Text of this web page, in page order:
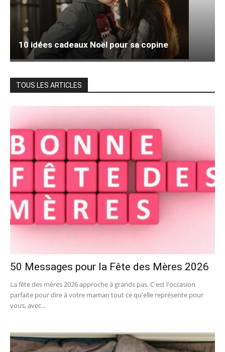
10 idées cadeaux Noël pour sa copine
TOUS LES ARTICLES
50 Messages pour la Fête des Mères 2026
La fête des mères 2026 approche à grands pas. C'est l'occasion
parfaite pour dire à votre maman tout ce qu'elle représente pour
vous, avec...